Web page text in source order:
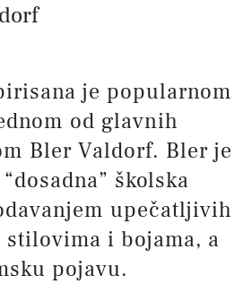
je popularnom
od glavnih
Bler Valdorf. Bler je
školska
upečatljivih
stilovima i bojama, a
pojavu.